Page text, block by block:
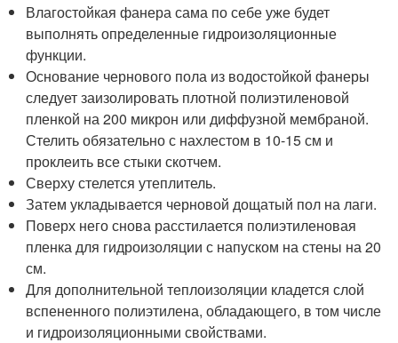
Влагостойкая фанера сама по себе уже будет
выполнять определенные гидроизоляционные
функции.
Основание чернового пола из водостойкой фанеры
следует заизолировать плотной полиэтиленовой
пленкой на 200 микрон или диффузной мембраной.
Стелить обязательно с нахлестом в 10-15 см и
проклеить все стыки скотчем.
Сверху стелется утеплитель.
Затем укладывается черновой дощатый пол на лаги.
Поверх него снова расстилается полиэтиленовая
пленка для гидроизоляции с напуском на стены на 20
см.
Для дополнительной теплоизоляции кладется слой
вспененного полиэтилена, обладающего, в том числе
и гидроизоляционными свойствами.